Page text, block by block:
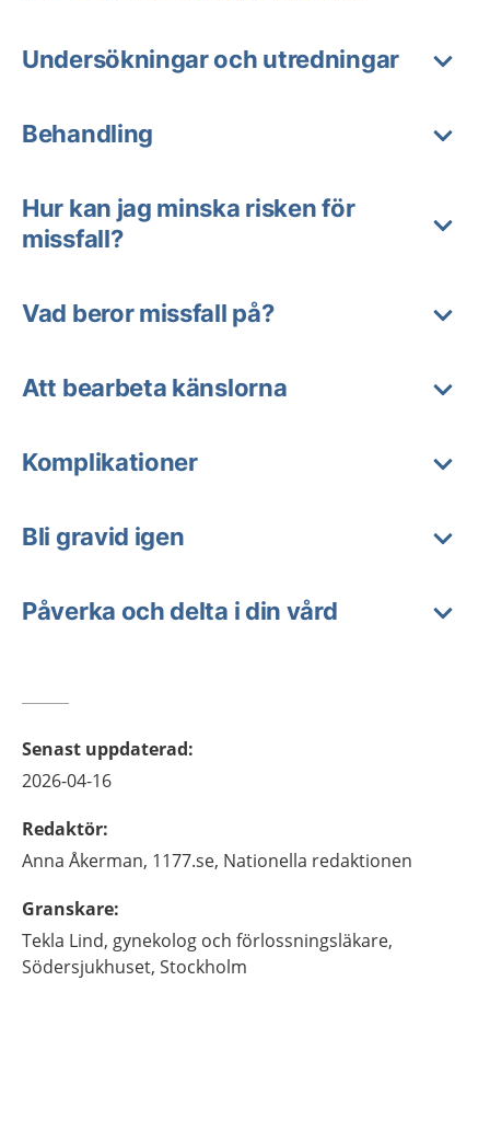
Undersökningar och utredningar
Behandling
Hur kan jag minska risken för
missfall?
Vad beror missfall på?
Att bearbeta känslorna
Komplikationer
Bli gravid igen
Påverka och delta i din vård
Senast uppdaterad:
2026-04-16
Redaktör:
Anna Åkerman, 1177.se, Nationella redaktionen
Granskare:
Tekla Lind, gynekolog och förlossningsläkare,
Södersjukhuset, Stockholm